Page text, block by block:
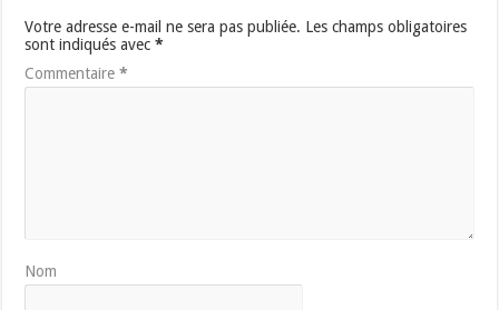
Votre adresse e-mail ne sera pas publiée. Les champs obligatoires
sont indiqués avec*
Commentaire*
Nom